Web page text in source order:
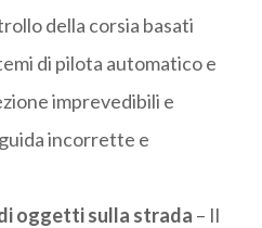
della corsia basati
di pilota automatico e
imprevedibili e
incorrette e
oggetti sulla strada – Il